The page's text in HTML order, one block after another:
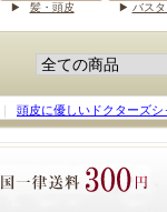
髪・頭皮 バス
頭皮に優しいドクターズシ